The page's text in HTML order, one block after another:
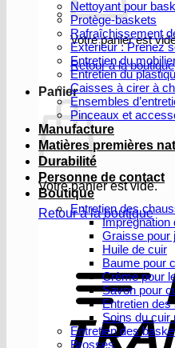
Votre panier est
Retour à la boutique
Panier
Votre panier est vide.
Retour à la boutique
Nettoyant pour
Protège-baskets
Rafraîchissement
Extérieur : Prenez
Entretien du
Entretien du
Caisses à cirer à
Ensembles
Pinceaux et
Manufacture
Matières premières
Durabilité
Personne de contact
Boutique
Entretien des
Imprégnation
Graisse pour
Huile de cuir
Baume pour
Crème pour
Savon pour
Entretien
Soins du cuir
Entretien des
Brosses